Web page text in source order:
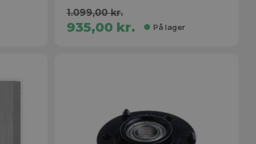
1.099,00 kr.
935,00 kr. På lager